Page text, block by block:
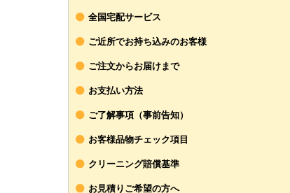
全国宅配サービス
ご近所でお持ち込みのお客様
ご注文からお届けまで
お支払い方法
ご了解事項（事前告知）
お客様品物チェック項目
クリーニング賠償基準
お見積りご希望の方へ